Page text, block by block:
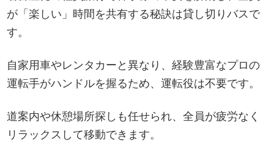
が「楽しい」時間を共有する秘訣は貸し切りバスで
す。
自家用車やレンタカーと異なり、経験豊富なプロの
運転手がハンドルを握るため、運転役は不要です。
道案内や休憩場所探しも任せられ、全員が疲労なく
リラックスして移動できます。